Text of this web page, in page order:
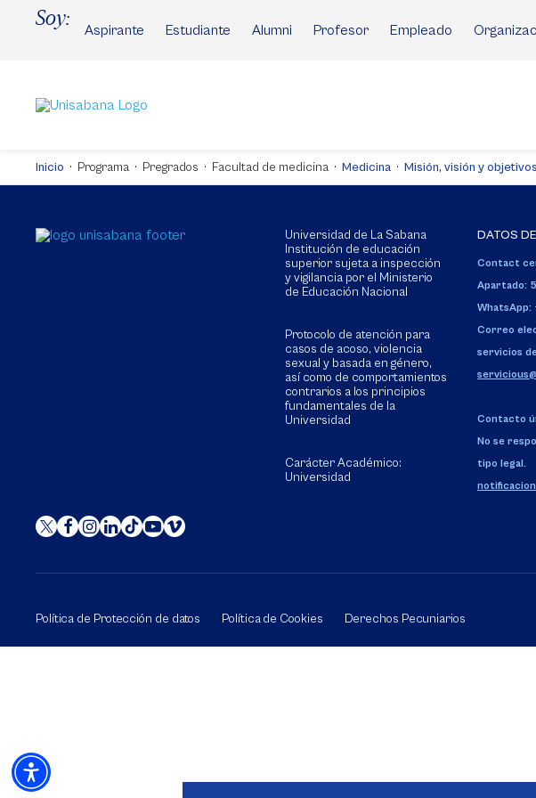
Soy:
Aspirante Estudiante Alumni Profesor Empleado
Inicio Programa Pregrados Facultad de medicina Medicina Misión, visión y objetivos
Universidad de La Sabana
Institución de educación
superior sujeta a inspección
y vigilancia por el Ministerio
de Educación Nacional
Protocolo de atención para
casos de acoso, violencia
sexual y basada en género,
así como de comportamientos
contrarios a los principios
fundamentales de la
Universidad
Carácter Académico:
Universidad
DATOS
Contact
Apartado:
WhatsApp:
Correo
servicios
Contacto
No se
tipo legal.
Política de Protección de datos Política de Cookies Derechos Pecuniarios